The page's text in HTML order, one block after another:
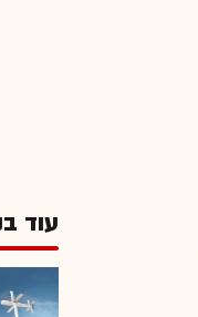
עוד